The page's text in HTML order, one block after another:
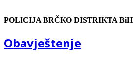
POLICIJA BRČKO DISTRIKTA BiH
Obavještenje